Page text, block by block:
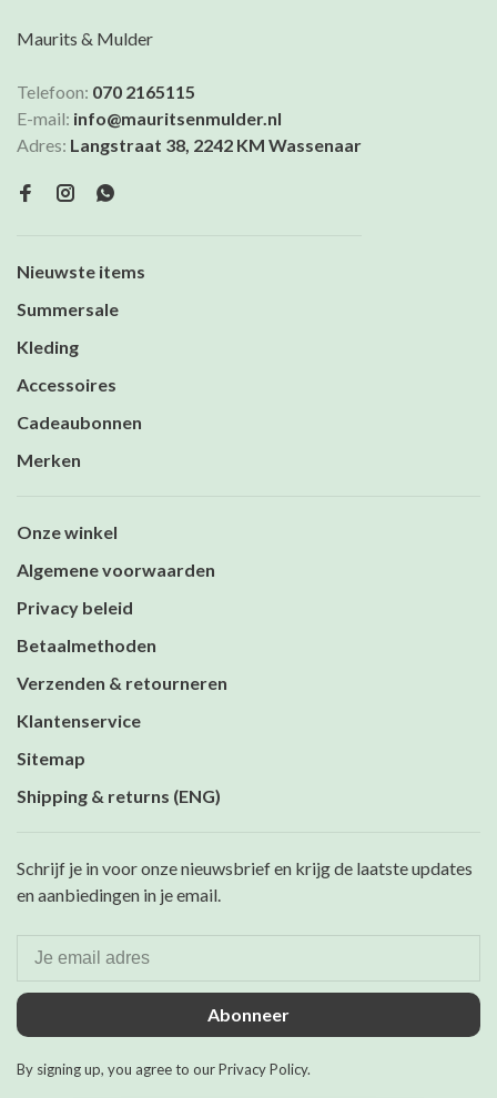
Maurits & Mulder
Telefoon: 070 2165115
E-mail: info@mauritsenmulder.nl
Adres: Langstraat 38, 2242 KM Wassenaar
Nieuwste items
Summersale
Kleding
Accessoires
Cadeaubonnen
Merken
Onze winkel
Algemene voorwaarden
Privacy beleid
Betaalmethoden
Verzenden & retourneren
Klantenservice
Sitemap
Shipping & returns (ENG)
Schrijf je in voor onze nieuwsbrief en krijg de laatste updates
en aanbiedingen in je email.
Abonneer
By signing up, you agree to our Privacy Policy.